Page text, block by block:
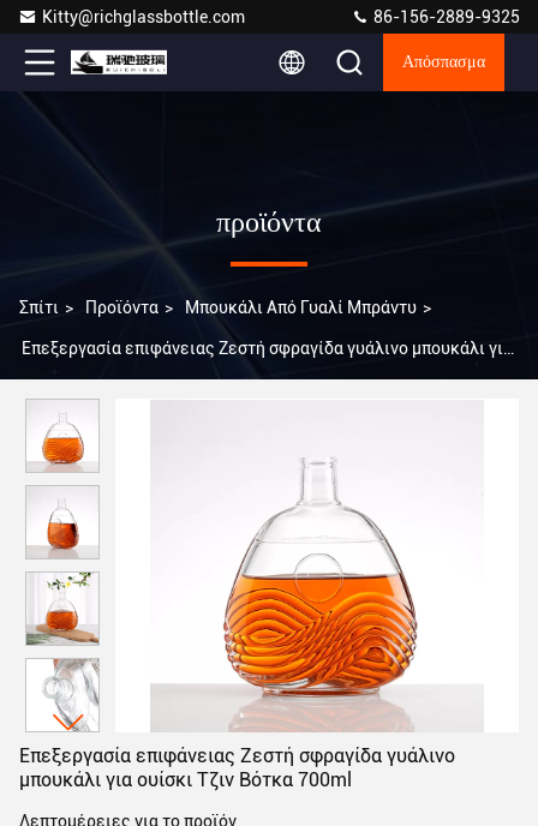
Kitty@richglassbottle.com 86-156-2889-9325
Απόσπασμα
προϊόντα
Σπίτι > Προϊόντα > Μπουκάλι Από Γυαλί Μπράντυ >
Επεξεργασία επιφάνειας Ζεστή σφραγίδα γυάλινο μπουκάλι για
Επεξεργασία επιφάνειας Ζεστή σφραγίδα γυάλινο
μπουκάλι για ουίσκι Τζιν Βότκα 700ml
Λεπτομέρειες για το προϊόν